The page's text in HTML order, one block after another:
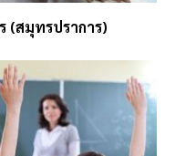
(สมุทรปราการ)